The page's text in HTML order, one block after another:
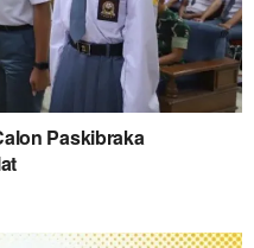
Paskibraka